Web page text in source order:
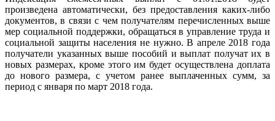
произведена автоматически, без предоставления каких-либо
документов, в связи с чем получателям перечисленных выше
мер социальной поддержки, обращаться в управление труда и
социальной защиты населения не нужно. В апреле 2018 года
получатели указанных выше пособий и выплат получат их в
новых размерах, кроме этого им будет осуществлена доплата
до нового размера, с учетом ранее выплаченных сумм, за
период с января по март 2018 года.